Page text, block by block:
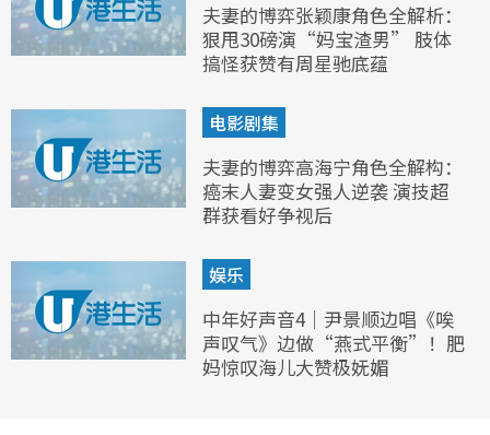
夫妻的博弈张颖康角色全解析：
狠甩30磅演“妈宝渣男” 肢体
搞怪获赞有周星驰底蕴
电影剧集
夫妻的博弈高海宁角色全解构：
癌末人妻变女强人逆袭 演技超
群获看好争视后
娱乐
中年好声音4｜尹景顺边唱《唉
声叹气》边做“燕式平衡”！肥
妈惊叹海儿大赞极妩媚